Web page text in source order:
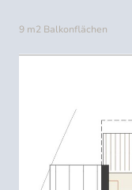
9 m2 Balkonflächen